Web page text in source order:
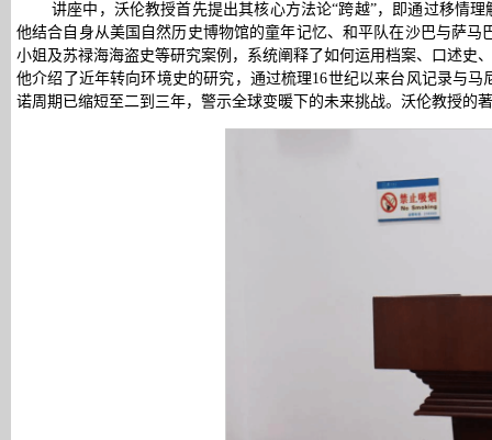
讲座中，沃伦教授首先提出其核心方法论“跨越”，即通过移情
他结合自身从美国自然历史博物馆的童年记忆、和平队在沙巴与萨马
小姐及苏禄海海盗史等研究案例，系统阐释了如何运用档案、口述史
他介绍了近年转向环境史的研究，通过梳理16世纪以来台风记录与
诺周期已缩短至二到三年，警示全球变暖下的未来挑战。沃伦教授的